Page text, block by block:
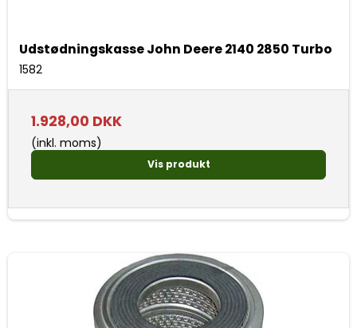
Udstødningskasse John Deere 2140 2850 Turbo
1582
1.928,00 DKK
(inkl. moms)
Vis produkt